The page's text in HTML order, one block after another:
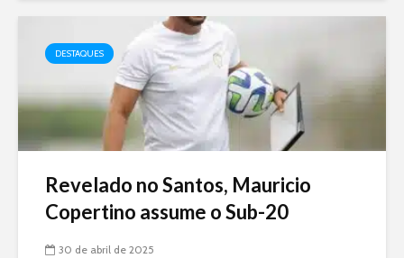
DESTAQUES
Revelado no Santos, Mauricio
Copertino assume o Sub-20
30 de abril de 2025